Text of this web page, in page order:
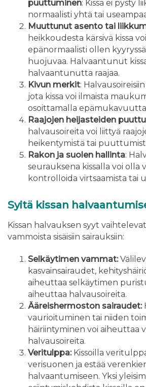
puuttuminen: Kissa ei pysty
normaalisti yhtä tai
Muuttunut asento tai
heikkoudesta kärsivä kissa
epänormaalisti ollen
huojuvaa. Halvaantunut
halvaantunutta raajaa.
Kivun merkit:
jota kissa voi ilmaista
osoittamalla
Raajojen heijasteiden
halvausoireita voi liittyä
heikentymistä tai
Rakon ja suolen hallinta:
seurauksena kissalla voi olla
kontrolloida virtsaamista tai
Syitä kissan
Kissan halvauksen syyt
vammoista sisäisiin sairauksiin:
Selkäytimen vammat:
kasvainsairaudet,
aiheuttaa selkäytimen
aiheuttaa halvausoireita.
Ääreishermoston sairaudet:
vaurioituminen tai niiden
häiriintyminen voi aiheuttaa
halvausoireita.
Veritulppa: Kissoilla
verisuonen ja estää
halvaantumiseen. Yksi